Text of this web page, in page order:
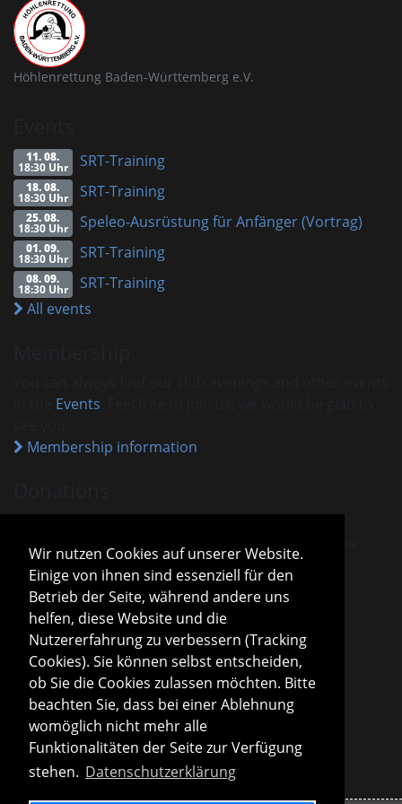
Wir nutzen Cookies auf unserer Website.
Einige von ihnen sind essenziell für den
Betrieb der Seite, während andere uns
helfen, diese Website und die
Nutzererfahrung zu verbessern (Tracking
Cookies). Sie können selbst entscheiden,
ob Sie die Cookies zulassen möchten. Bitte
beachten Sie, dass bei einer Ablehnung
womöglich nicht mehr alle
Funktionalitäten der Seite zur Verfügung
stehen. Datenschutzerklärung
Höhlenrettung Baden-Württemberg e.V.
11. 08.
18:30 Uhr SRT-Training
18. 08.
18:30 Uhr SRT-Training
25. 08.
18:30 Uhr Speleo-Ausrüstung für Anfänger (Vortrag)
01. 09.
18:30 Uhr SRT-Training
08. 09.
18:30 Uhr
SRT-Training
All events
Events
Membership information
VHM is recognised as a charitable association.
Donations and membership payments are tax-deductible
under the current tax exemption notice.
Sparda-Bank München
IBAN
DE13 7009 0500 0001 2800 15
GENODEF1S04
Donation information
Board
Roland Konopac
First Chair of the Board
Martina Lachmuth
Second Chair of the Board
Board information